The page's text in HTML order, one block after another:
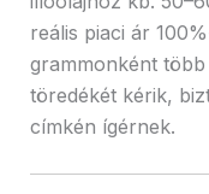
reális piaci ár
grammonként
töredékét kérik,
címkén ígérnek.